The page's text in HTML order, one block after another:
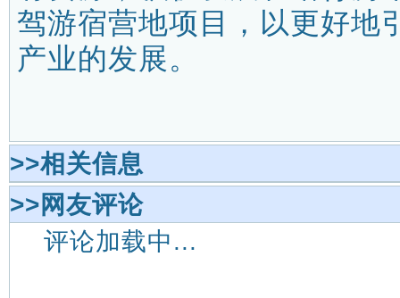
驾游宿营地项目，以更好地
产业的发展。
>>相关信息
>>网友评论
评论加载中...